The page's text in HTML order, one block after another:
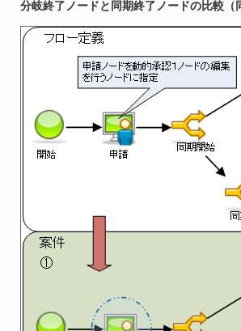
分岐終了ノードと同期終了ノードの比較